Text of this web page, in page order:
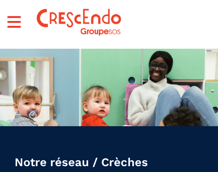
Notre réseau / Crèches